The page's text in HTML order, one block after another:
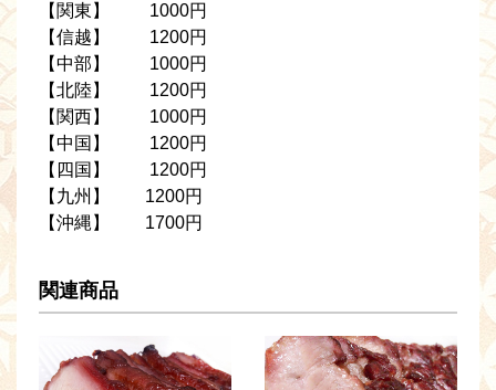
【関東】 1000円
【信越】 1200円
【中部】 1000円
【北陸】 1200円
【関西】 1000円
【中国】 1200円
【四国】 1200円
【九州】 1200円
【沖縄】 1700円
関連商品